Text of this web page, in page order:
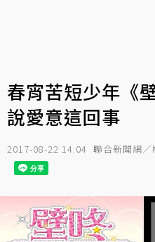
春宵苦短少年《
說愛意這回事
2017-08-22 14:04 聯合新聞網／